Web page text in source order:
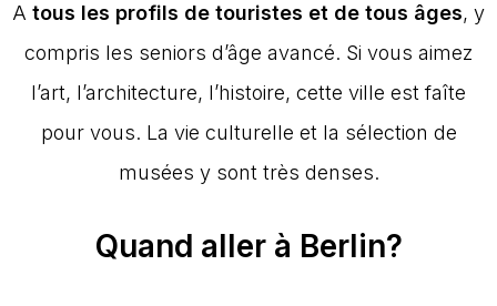
A tous les profils de touristes et de tous âges, y
compris les seniors d’âge avancé. Si vous aimez
l’art, l’architecture, l’histoire, cette ville est faîte
pour vous. La vie culturelle et la sélection de
musées y sont très denses.
Quand aller à Berlin?